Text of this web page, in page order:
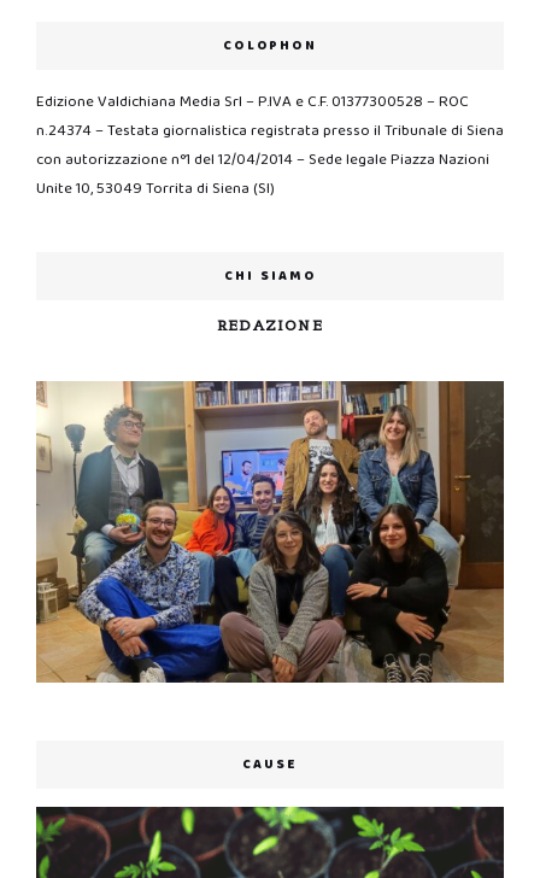
COLOPHON
Edizione Valdichiana Media Srl – P.IVA e C.F. 01377300528 – ROC
n.24374 – Testata giornalistica registrata presso il Tribunale di Siena
con autorizzazione n°1 del 12/04/2014 – Sede legale Piazza Nazioni
Unite 10, 53049 Torrita di Siena (SI)
CHI SIAMO
REDAZIONE
CAUSE